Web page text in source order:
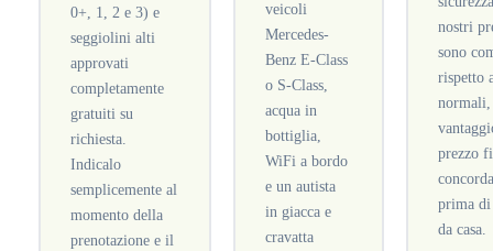
0+, 1, 2 e 3) e
seggiolini alti
approvati
completamente
gratuiti su
richiesta.
Indicalo
semplicemente al
momento della
prenotazione e il
veicoli
Mercedes-
Benz E-Class
o S-Class,
acqua in
bottiglia,
WiFi a bordo
e un autista
in giacca e
cravatta
nostri
sono
rispetto
prezzo
prima
da casa.